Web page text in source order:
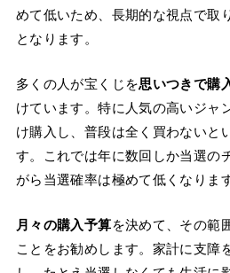
めて低いため、長期的な視点で取
となります。
多くの人が宝くじを思いつきで購
けています。特に人気の高いジャ
け購入し、普段は全く買わないと
す。これでは年に数回しか当選の
がら当選確率は極めて低くなります
月々の購入予算を決めて、その範
ことをお勧めします。家計に支障